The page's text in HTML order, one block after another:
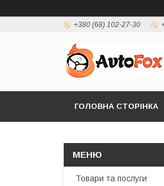
+380 (68) 102-27-30
ГОЛОВНА СТОРІНКА
Товари та послуги